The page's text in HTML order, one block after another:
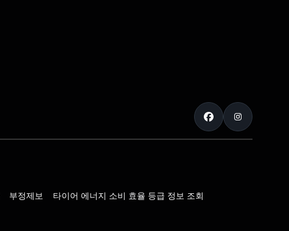
부정제보
타이어 에너지 소비 효율 등급 정보 조회